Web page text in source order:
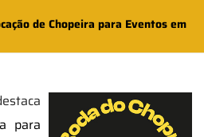
de Chopeira para Eventos em
para